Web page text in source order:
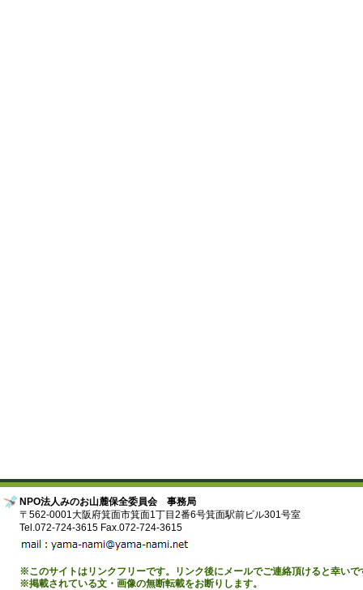
NPO法人みのお山麓保全委員会 事務局
〒562-0001大阪府箕面市箕面1丁目2番6号箕面駅前ビル301号室
Tel.072-724-3615 Fax.072-724-3615
※このサイトはリンクフリーです。リンク後にメールでご連絡頂けると幸いで
※掲載されている文・画像の無断転載をお断りします。